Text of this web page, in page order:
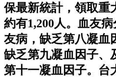
保最新統計，領取重
約有1,200人。血友
友病，缺乏第八凝血
缺乏第九凝血因子、
第十一凝血因子。台